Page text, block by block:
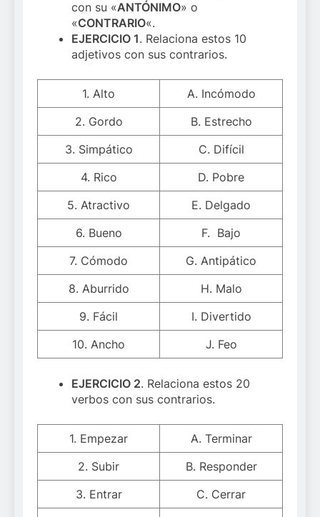
con su «ANTÓNIMO» o
«CONTRARIO«.
EJERCICIO 1. Relaciona estos 10
adjetivos con sus contrarios.
1. Alto
A. Incómodo
2. Gordo
B. Estrecho
3. Simpático
C. Difícil
4. Rico
D. Pobre
5. Atractivo
E. Delgado
6. Bueno
F. Bajo
7. Cómodo
G. Antipático
8. Aburrido
H. Malo
9. Fácil
I. Divertido
10. Ancho
J. Feo
EJERCICIO 2. Relaciona estos 20
verbos con sus contrarios.
1. Empezar
A. Terminar
2. Subir
B. Responder
3. Entrar
C. Cerrar